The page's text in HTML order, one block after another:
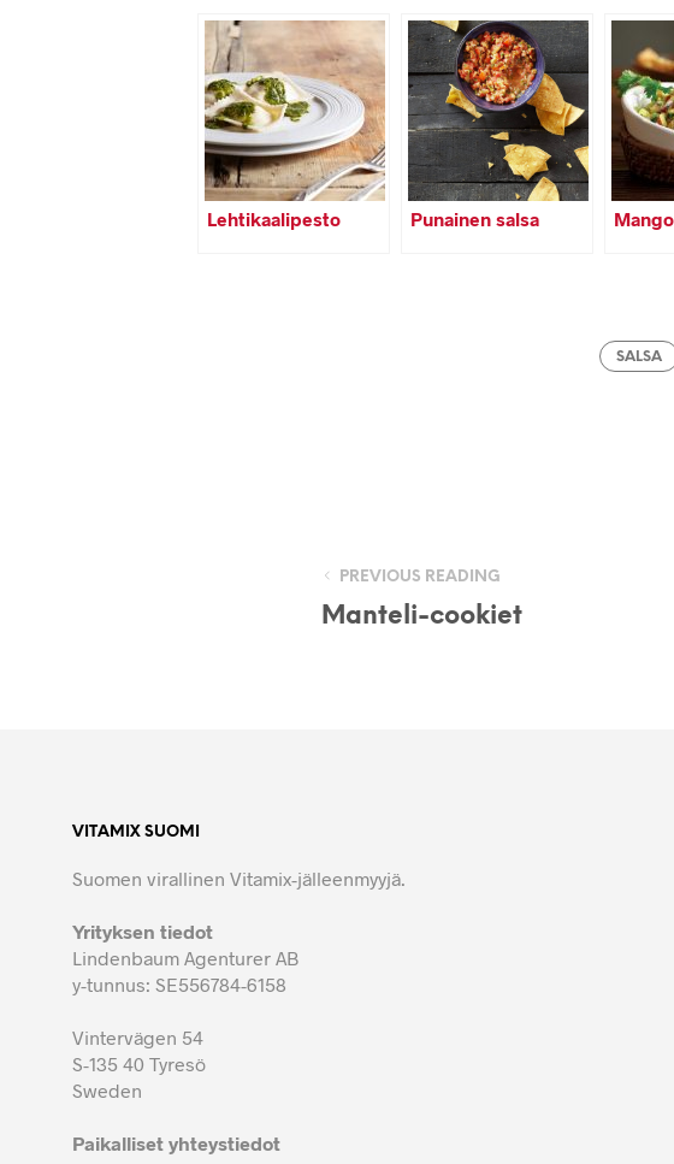
Lehtikaalipesto Punainen salsa
SALSA
PREVIOUS READING
Manteli-cookiet
VITAMIX SUOMI
Suomen virallinen Vitamix-jälleenmyyjä.
Yrityksen tiedot
Lindenbaum Agenturer AB
y-tunnus: SE556784-6158
Vintervägen 54
S-135 40 Tyresö
Sweden
Paikalliset yhteystiedot